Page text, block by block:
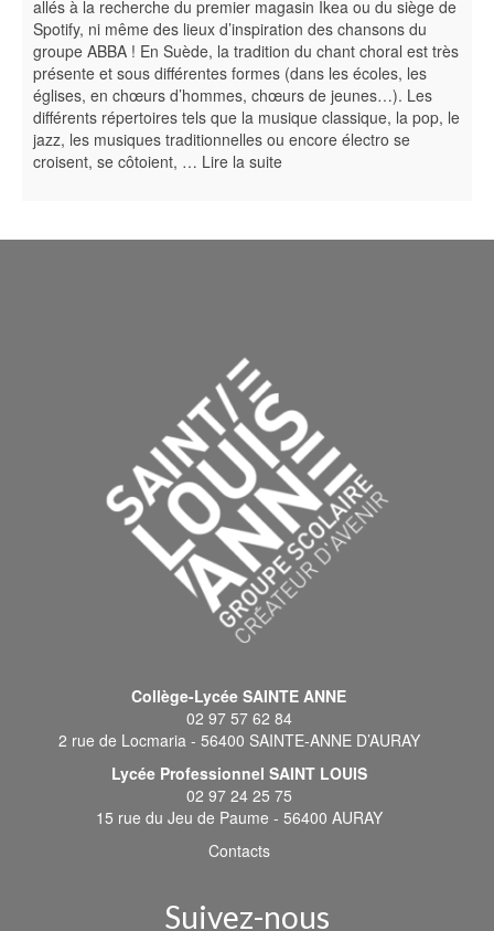
allés à la recherche du premier magasin Ikea ou du siège de
Spotify, ni même des lieux d’inspiration des chansons du
groupe ABBA ! En Suède, la tradition du chant choral est très
présente et sous différentes formes (dans les écoles, les
églises, en chœurs d’hommes, chœurs de jeunes…). Les
différents répertoires tels que la musique classique, la pop, le
jazz, les musiques traditionnelles ou encore électro se
croisent, se côtoient, … Lire la suite
Collège-Lycée SAINTE ANNE
02 97 57 62 84
2 rue de Locmaria - 56400 SAINTE-ANNE D’AURAY
Lycée Professionnel SAINT LOUIS
02 97 24 25 75
15 rue du Jeu de Paume - 56400 AURAY
Contacts
Suivez-nous